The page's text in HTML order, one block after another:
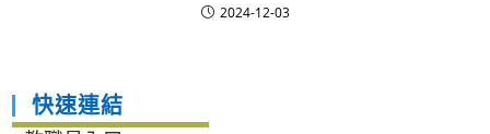
2024-12-03
快速連結